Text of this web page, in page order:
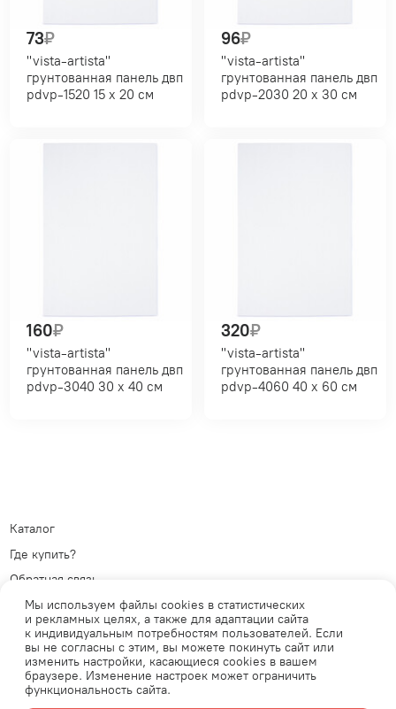
73₽
"vista-artista"
грунтованная панель двп
pdvp-1520 15 х 20 см
96₽
"vista-artista"
грунтованная панель двп
pdvp-2030 20 х 30 см
160₽
"vista-artista"
грунтованная панель двп
pdvp-3040 30 х 40 см
320₽
"vista-artista"
грунтованная панель двп
pdvp-4060 40 х 60 см
Каталог
Где купить?
Обратная связь
Политика обработки
персональных данных
Публичная оферта
Телеграм
ВКонтакте
Мы используем файлы cookies в статистических
и рекламных целях, а также для адаптации сайта
к индивидуальным потребностям пользователей. Если
вы не согласны с этим, вы можете покинуть сайт или
изменить настройки, касающиеся cookies в вашем
браузере. Изменение настроек может ограничить
функциональность сайта.